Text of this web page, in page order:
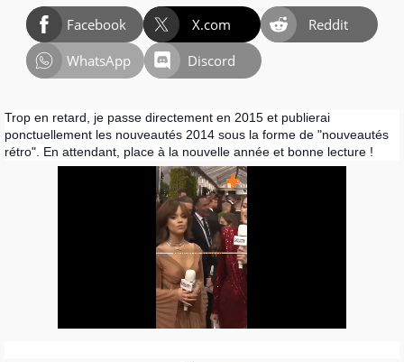
Facebook X.com
Reddit
WhatsApp
Discord
Trop en retard, je passe directement en 2015 et publierai
ponctuellement les nouveautés 2014 sous la forme de "nouveautés
rétro". En attendant, place à la nouvelle année et bonne lecture !